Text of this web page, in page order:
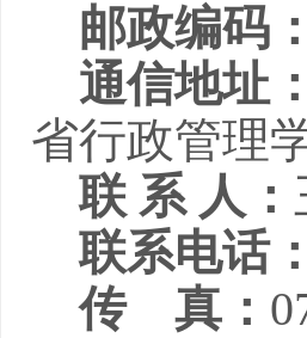
邮政编码：
通信地址：
省行政管理
联 系 人：
联系电话：
传
真：